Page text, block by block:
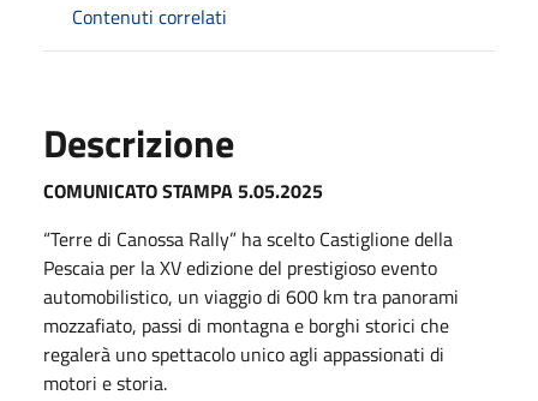
Contenuti correlati
Descrizione
COMUNICATO STAMPA 5.05.2025
“Terre di Canossa Rally” ha scelto Castiglione della
Pescaia per la XV edizione del prestigioso evento
automobilistico, un viaggio di 600 km tra panorami
mozzafiato, passi di montagna e borghi storici che
regalerà uno spettacolo unico agli appassionati di
motori e storia.